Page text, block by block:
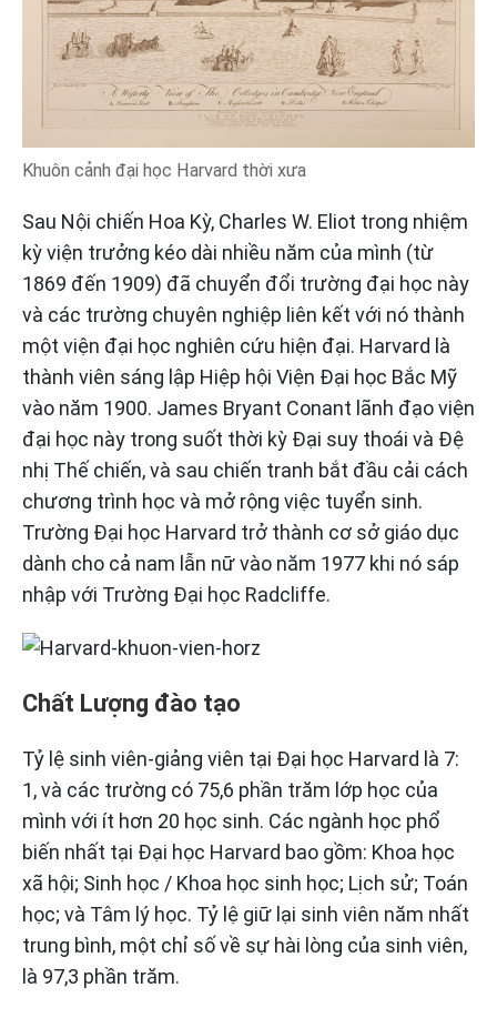
Khuôn cảnh đại học Harvard thời xưa
Sau Nội chiến Hoa Kỳ, Charles W. Eliot trong nhiệm
kỳ viện trưởng kéo dài nhiều năm của mình (từ
1869 đến 1909) đã chuyển đổi trường đại học này
và các trường chuyên nghiệp liên kết với nó thành
một viện đại học nghiên cứu hiện đại. Harvard là
thành viên sáng lập Hiệp hội Viện Đại học Bắc Mỹ
vào năm 1900. James Bryant Conant lãnh đạo viện
đại học này trong suốt thời kỳ Đại suy thoái và Đệ
nhị Thế chiến, và sau chiến tranh bắt đầu cải cách
chương trình học và mở rộng việc tuyển sinh.
Trường Đại học Harvard trở thành cơ sở giáo dục
dành cho cả nam lẫn nữ vào năm 1977 khi nó sáp
nhập với Trường Đại học Radcliffe.
Chất Lượng đào tạo
Tỷ lệ sinh viên-giảng viên tại Đại học Harvard là 7:
1, và các trường có 75,6 phần trăm lớp học của
mình với ít hơn 20 học sinh. Các ngành học phổ
biến nhất tại Đại học Harvard bao gồm: Khoa học
xã hội; Sinh học / Khoa học sinh học; Lịch sử; Toán
học; và Tâm lý học. Tỷ lệ giữ lại sinh viên năm nhất
trung bình, một chỉ số về sự hài lòng của sinh viên,
là 97,3 phần trăm.